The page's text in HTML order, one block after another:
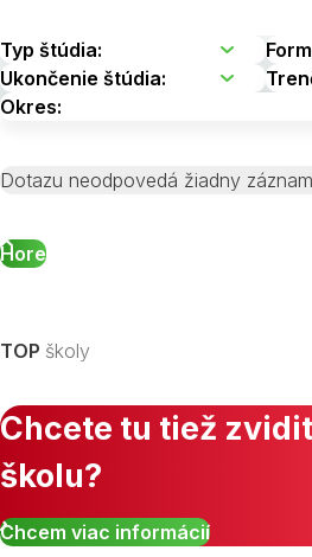
Dotazu neodpovedá žiadny
Hore
TOP školy
Chcete tu tiež
školu?
Chcem viac informácií